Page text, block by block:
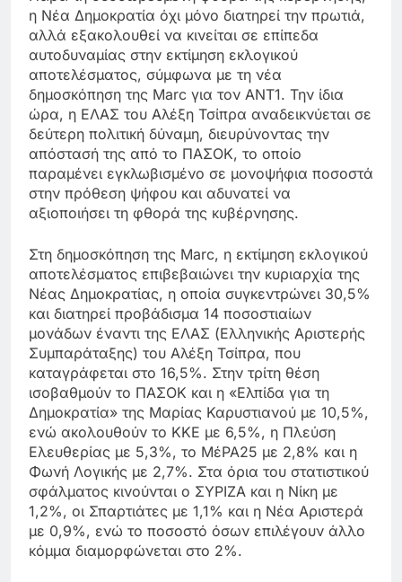
η Νέα Δημοκρατία όχι μόνο διατηρεί την πρωτιά,
αλλά εξακολουθεί να κινείται σε επίπεδα
αυτοδυναμίας στην εκτίμηση εκλογικού
αποτελέσματος, σύμφωνα με τη νέα
δημοσκόπηση της Marc για τον ANT1. Την ίδια
ώρα, η ΕΛΑΣ του Αλέξη Τσίπρα αναδεικνύεται σε
δεύτερη πολιτική δύναμη, διευρύνοντας την
απόστασή της από το ΠΑΣΟΚ, το οποίο
παραμένει εγκλωβισμένο σε μονοψήφια ποσοστά
στην πρόθεση ψήφου και αδυνατεί να
αξιοποιήσει τη φθορά της κυβέρνησης.
Στη δημοσκόπηση της Marc, η εκτίμηση εκλογικού
αποτελέσματος επιβεβαιώνει την κυριαρχία της
Νέας Δημοκρατίας, η οποία συγκεντρώνει 30,5%
και διατηρεί προβάδισμα 14 ποσοστιαίων
μονάδων έναντι της ΕΛΑΣ (Ελληνικής Αριστερής
Συμπαράταξης) του Αλέξη Τσίπρα, που
καταγράφεται στο 16,5%. Στην τρίτη θέση
ισοβαθμούν το ΠΑΣΟΚ και η «Ελπίδα για τη
Δημοκρατία» της Μαρίας Καρυστιανού με 10,5%,
ενώ ακολουθούν το ΚΚΕ με 6,5%, η Πλεύση
Ελευθερίας με 5,3%, το ΜέΡΑ25 με 2,8% και η
Φωνή Λογικής με 2,7%. Στα όρια του στατιστικού
σφάλματος κινούνται ο ΣΥΡΙΖΑ και η Νίκη με
1,2%, οι Σπαρτιάτες με 1,1% και η Νέα Αριστερά
με 0,9%, ενώ το ποσοστό όσων επιλέγουν άλλο
κόμμα διαμορφώνεται στο 2%.